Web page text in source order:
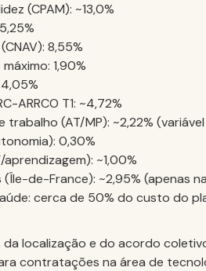
(CPAM): ~13,0%
8,55%
1,90%
ARRCO T1: ~4,72%
(AT/MP): ~2,22%
0,30%
~1,00%
de-France): ~2,95% (apenas
cerca de 50% do custo do
localização e do acordo
contratações na área de